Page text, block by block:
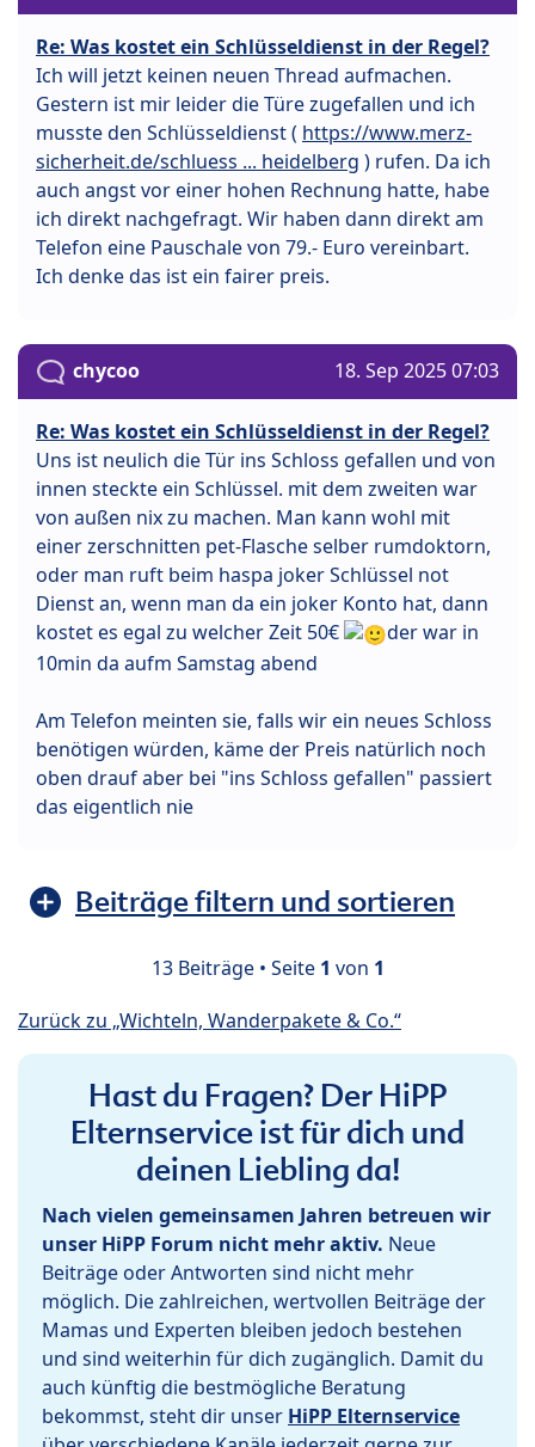
Re: Was kostet ein Schlüsseldienst in der Regel?
Ich will jetzt keinen neuen Thread aufmachen.
Gestern ist mir leider die Türe zugefallen und ich
musste den Schlüsseldienst ( https://www.merz-
sicherheit.de/schluess ... heidelberg ) rufen. Da ich
auch angst vor einer hohen Rechnung hatte, habe
ich direkt nachgefragt. Wir haben dann direkt am
Telefon eine Pauschale von 79.- Euro vereinbart.
Ich denke das ist ein fairer preis.
chycoo 18. Sep 2025 07:03
Re: Was kostet ein Schlüsseldienst in der Regel?
Uns ist neulich die Tür ins Schloss gefallen und von
innen steckte ein Schlüssel. mit dem zweiten war
von außen nix zu machen. Man kann wohl mit
einer zerschnitten pet-Flasche selber rumdoktorn,
oder man ruft beim haspa joker Schlüssel not
Dienst an, wenn man da ein joker Konto hat, dann
kostet es egal zu welcher Zeit 50€
der war in
10min da aufm Samstag abend
Am Telefon meinten sie, falls wir ein neues Schloss
benötigen würden, käme der Preis natürlich noch
oben drauf aber bei "ins Schloss gefallen" passiert
das eigentlich nie
Beiträge filtern und sortieren
13 Beiträge • Seite 1 von 1
Zurück zu „Wichteln, Wanderpakete & Co.“
Hast du Fragen? Der HiPP
Elternservice ist für dich und
deinen Liebling da!
Nach vielen gemeinsamen Jahren betreuen wir
unser HiPP Forum nicht mehr aktiv. Neue
Beiträge oder Antworten sind nicht mehr
möglich. Die zahlreichen, wertvollen Beiträge der
Mamas und Experten bleiben jedoch bestehen
und sind weiterhin für dich zugänglich. Damit du
auch künftig die bestmögliche Beratung
bekommst, steht dir unser HiPP Elternservice